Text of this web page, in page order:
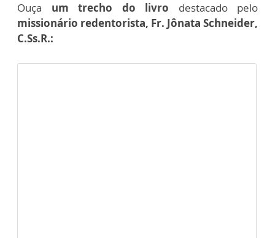
Ouça um trecho do livro destacado pelo
missionário redentorista, Fr. Jônata Schneider,
C.Ss.R.: